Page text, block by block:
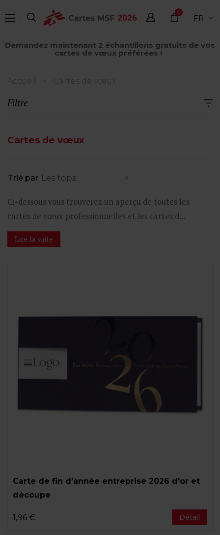
au
principal
Demandez maintenant 2 échantillons gratuits de vos
cartes de vœux préférées !
0
élémentFR
Fil
Accueil Cartes de vœux
Filtre
Cartes de vœux
Trié par
Ci-dessous vous trouverez un aperçu de toutes les
cartes de vœux professionnelles et les cartes d...
Lire la suite
Carte de fin d'année entreprise 2026 d'or et
découpe
1,96 € Détail